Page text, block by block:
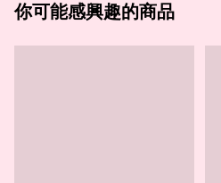
你可能感興趣的商品